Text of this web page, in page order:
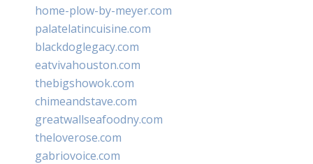
home-plow-by-meyer.com
palatelatincuisine.com
blackdoglegacy.com
eatvivahouston.com
thebigshowok.com
chimeandstave.com
greatwallseafoodny.com
theloverose.com
gabriovoice.com